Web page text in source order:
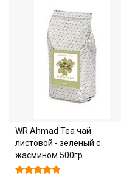
WR Ahmad Tea чай
листовой - зеленый с
жасмином 500гр